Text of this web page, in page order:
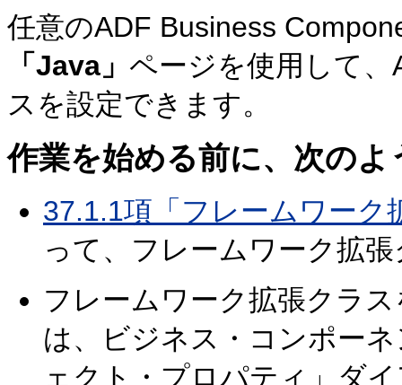
任意のADF Business
「Java」 ページを使用して
スを設定できます。
作業を始める前に、次のよ
37.1.1項「フレームワーク
って、フレームワーク拡
フレームワーク拡張クラ
は、ビジネス・コンポー
ェクト・プロパティ」ダ